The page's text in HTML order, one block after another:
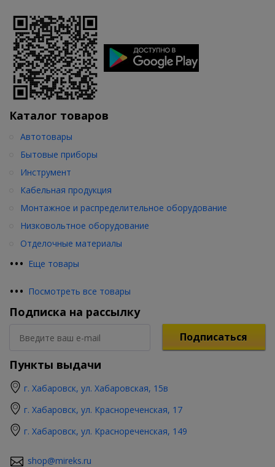
Каталог товаров
••• Еще товары
Автотовары
Бытовые приборы
Инструмент
Кабельная продукция
Монтажное и распределительное оборудование
Низковольтное оборудование
Отделочные материалы
••• Посмотреть все товары
Подписка на рассылку
Подписаться
Пункты выдачи
г. Хабаровск, ул. Хабаровская, 15в
г. Хабаровск, ул. Краснореченская, 17
г. Хабаровск, ул. Краснореченская, 149
shop@mireks.ru